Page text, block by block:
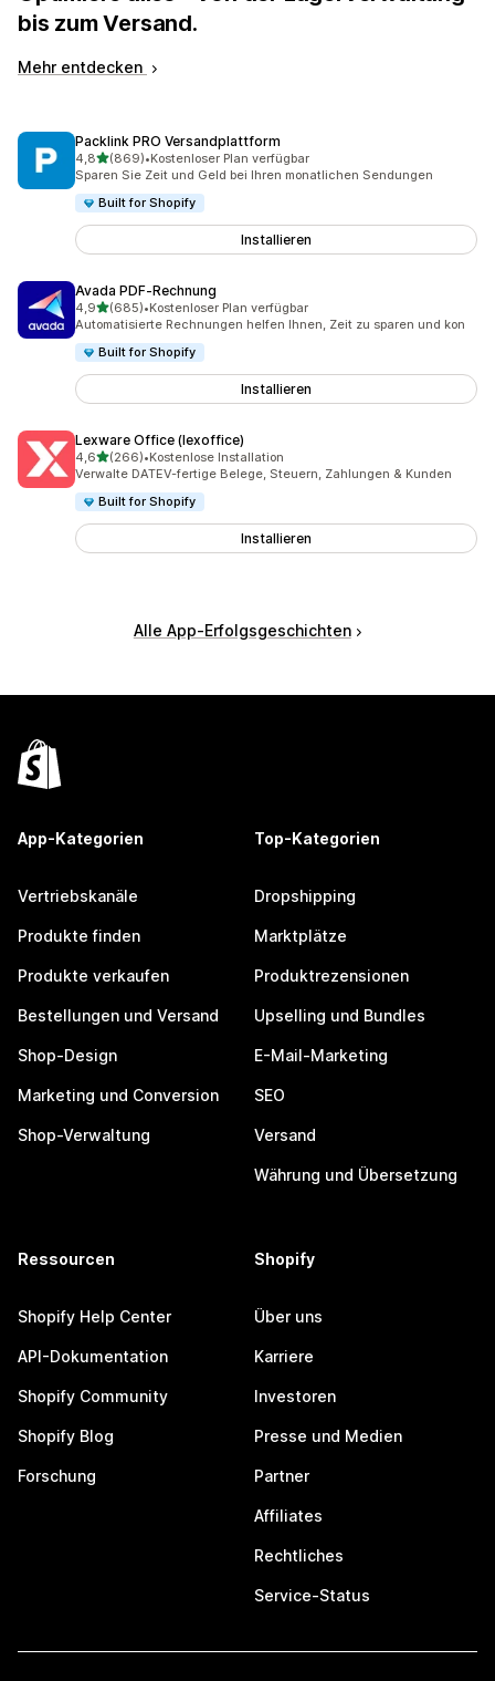
bis zum Versand.
Mehr entdecken
Packlink PRO Versandplattform
4,8von 5 Sternen
(869)
869 Rezensionen insgesamt
•Kostenloser Plan verfügbar
Sparen Sie Zeit und Geld bei Ihren monatlichen Sendungen
Built for Shopify
Installieren
Avada PDF‑Rechnung
4,9von 5 Sternen
(685)
685 Rezensionen insgesamt
•Kostenloser Plan verfügbar
Automatisierte Rechnungen helfen Ihnen, Zeit zu sparen und kon
Built for Shopify
Installieren
Lexware Office (lexoffice)
4,6von 5 Sternen
(266)
266 Rezensionen insgesamt
•Kostenlose Installation
Verwalte DATEV-fertige Belege, Steuern, Zahlungen & Kunden
Built for Shopify
Installieren
Alle App-Erfolgsgeschichten
App-Kategorien
Vertriebskanäle
Produkte finden
Produkte verkaufen
Bestellungen und Versand
Shop-Design
Marketing und Conversion
Shop-Verwaltung
Top-Kategorien
Dropshipping
Marktplätze
Produktrezensionen
Upselling und Bundles
E-Mail-Marketing
SEO
Versand
Währung und Übersetzung
Ressourcen
Shopify Help Center
API-Dokumentation
Shopify Community
Shopify Blog
Forschung
Shopify
Über uns
Karriere
Investoren
Presse und Medien
Partner
Affiliates
Rechtliches
Service-Status